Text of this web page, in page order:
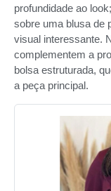
profundidade ao
sobre uma blusa de
visual interessante.
complementem a
bolsa estruturada,
a peça principal.